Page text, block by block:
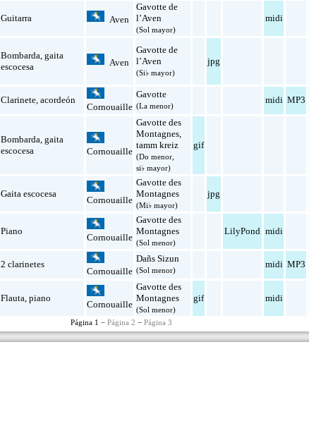
Guitarra Aven
Gavotte de
l’Aven
(Sol mayor)
midi
Bombarda ,gaita
escocesa
Aven
Gavotte de
l’Aven
(Si♭ mayor)
jpg
Clarinete ,acordeón
Cornouaille
Gavotte
(La menor)
midi MP3
Bombarda ,gaita
escocesa
Cornouaille
Gavotte des
Montagnes
tamm kreiz
(Do menor,
si♭ mayor)
gif
Gaita escocesa
Cornouaille
Gavotte des
Montagnes
(Mi♭ mayor)
jpg
Piano
Cornouaille
Gavotte des
Montagnes
(Sol menor)
LilyPond midi
2 clarinetes
Cornouaille
Dañs Sizun
(Sol menor)
midi MP3
Flauta ,piano
Cornouaille
Gavotte des
Montagnes
(Sol menor)
gif midi
Página 1 −Página 2 −Página 3